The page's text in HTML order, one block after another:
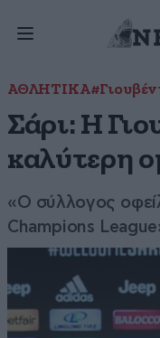
ΑΘΛΗΤΙΚΑ
Σάρι: Η
καλύτερη
«Ο σύλλογος
Champions